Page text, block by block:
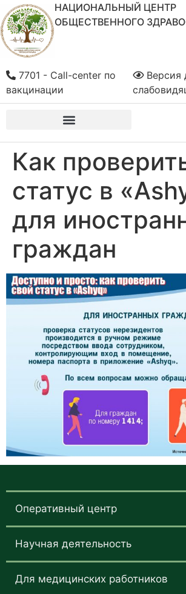
НАЦИОНАЛЬНЫЙ ЦЕНТР
ОБЩЕСТВЕННОГО
Версия
7701 - Call-center по
вакцинации
Как
статус в
для
граждан
Оперативный центр
Научная деятельность
Для медицинских работников